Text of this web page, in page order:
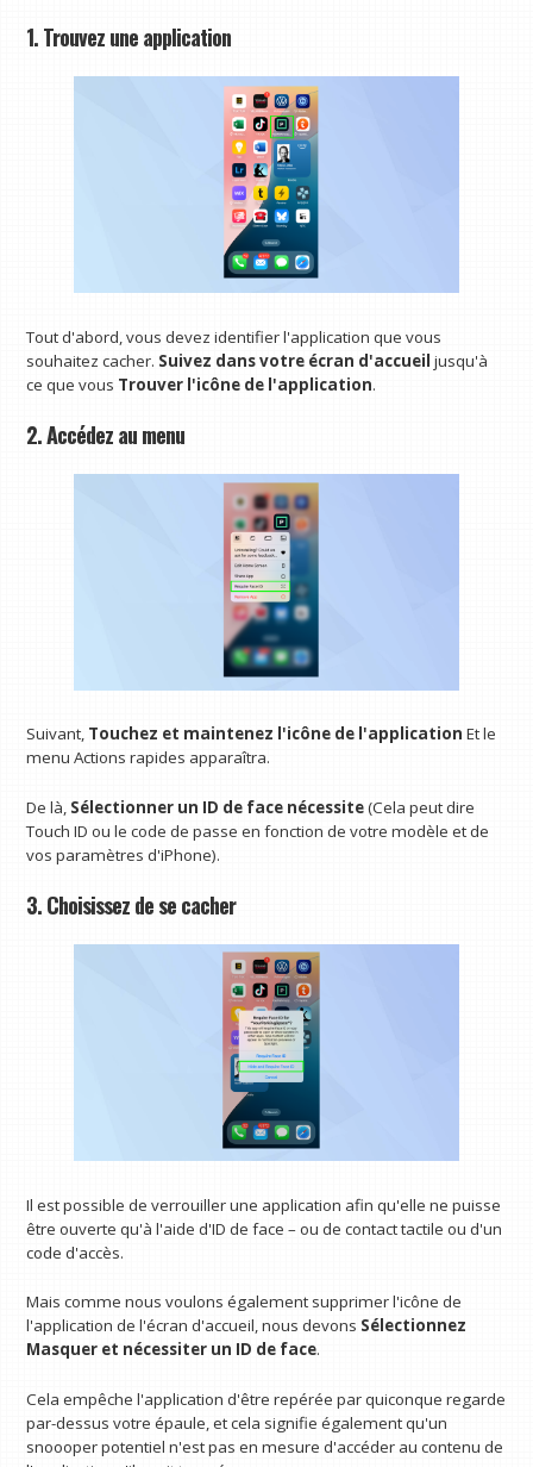
1. Trouvez une application
Tout d'abord, vous devez identifier l'application que vous
souhaitez cacher. Suivez dans votre écran d'accueil jusqu'à
ce que vous Trouver l'icône de l'application.
2. Accédez au menu
Suivant, Touchez et maintenez l'icône de l'application Et le
menu Actions rapides apparaîtra.
De là, Sélectionner un ID de face nécessite(Cela peut dire
Touch ID ou le code de passe en fonction de votre modèle et de
vos paramètres d'iPhone).
3. Choisissez de se cacher
Il est possible de verrouiller une application afin qu'elle ne puisse
être ouverte qu'à l'aide d'ID de face – ou de contact tactile ou d'un
code d'accès.
Mais comme nous voulons également supprimer l'icône de
l'application de l'écran d'accueil, nous devons Sélectionnez
Masquer et nécessiter un ID de face.
Cela empêche l'application d'être repérée par quiconque regarde
par-dessus votre épaule, et cela signifie également qu'un
snoooper potentiel n'est pas en mesure d'accéder au contenu de